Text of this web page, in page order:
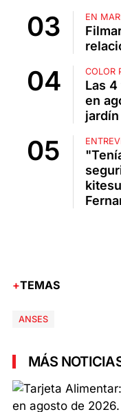
EN
COLOR
Las
en
TEMAS
ANSES
MÁS